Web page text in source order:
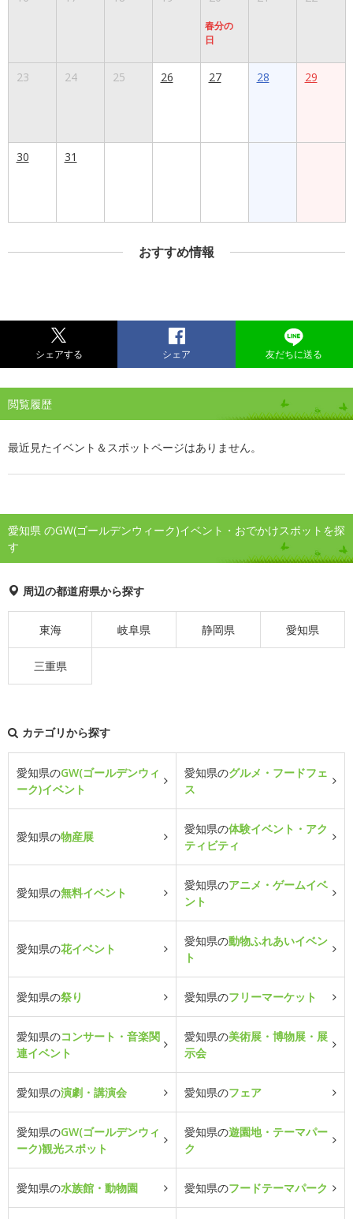
春分の
日
23 24 25 26 27 28 29
30 31
おすすめ情報
シェアする シェア 友だちに送る
閲覧履歴
最近見たイベント＆スポットページはありません。
愛知県 のGW(ゴールデンウィーク)イベント・おでかけスポットを探
す
周辺の都道府県から探す
東海 岐阜県 静岡県 愛知県
三重県
カテゴリから探す
愛知県のGW(ゴールデンウィ
ーク)イベント
愛知県のグルメ・フードフェ
ス
愛知県の物産展
愛知県の体験イベント・アク
ティビティ
愛知県の無料イベント
愛知県のアニメ・ゲームイベ
ント
愛知県の花イベント
愛知県の動物ふれあいイベン
ト
愛知県の祭り 愛知県のフリーマーケット
愛知県のコンサート・音楽関
連イベント
愛知県の美術展・博物展・展
示会
愛知県の演劇・講演会 愛知県のフェア
愛知県のGW(ゴールデンウィ
ーク)観光スポット
愛知県の遊園地・テーマパー
ク
愛知県の水族館・動物園 愛知県のフードテーマパーク